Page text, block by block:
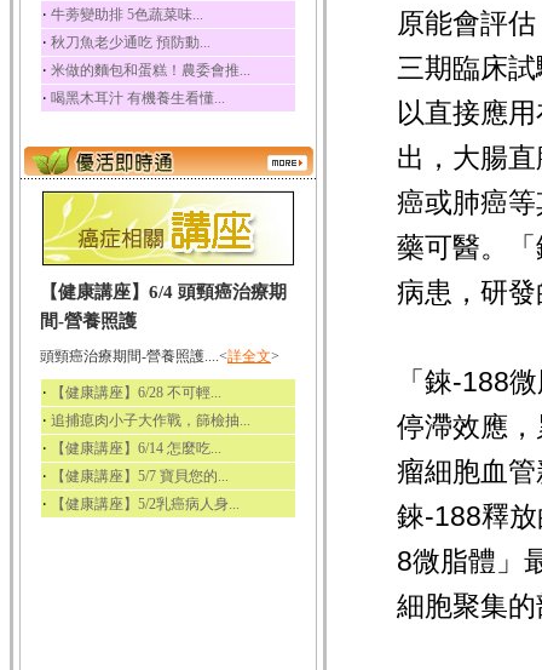
‧ 牛蒡變助排 5色蔬菜味...
‧ 秋刀魚老少通吃 預防動...
‧ 米做的麵包和蛋糕！農委會推...
‧ 喝黑木耳汁 有機養生看懂...
【健康講座】6/4 頭頸癌治療期
間-營養照護
頭頸癌治療期間-營養照護....<詳全文>
‧ 【健康講座】6/28 不可輕...
‧ 追捕瘜肉小子大作戰，篩檢抽...
‧ 【健康講座】6/14 怎麼吃...
‧ 【健康講座】5/7 寶貝您的...
‧ 【健康講座】5/2乳癌病人身...
原能會評
三期臨床
以直接應
出，大腸
癌或肺癌
藥可醫。
病患，研
「錸-188
停滯效應
瘤細胞血
錸-188釋
8微脂體」
細胞聚集